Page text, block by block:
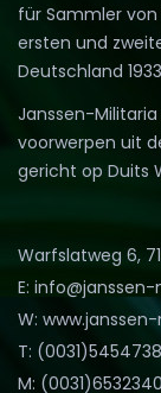
für Sammler
ersten und
Deutschland
Janssen-
voorwerpen uit
gericht op Duits
Warfslatweg 6,
E:
W:
T:
M: